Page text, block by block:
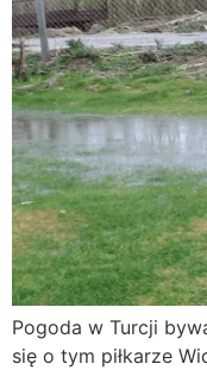
Pogoda w Turcji
się o tym piłkarze